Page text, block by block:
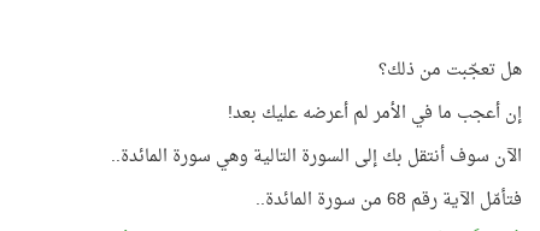
هل تعجّبت من ذلك؟
إن أعجب ما في الأمر لم أعرضه عليك بعد!
الآن سوف أنتقل بك إلى السورة التالية وهي سورة المائدة..
فتأمّل الآية رقم 68 من سورة المائدة..